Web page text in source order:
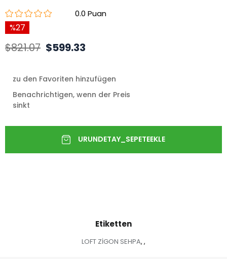
0.0
27
$821.07 $599.33
zu den Favoriten hinzufügen
Benachrichtigen, wenn der Preis
sinkt
Etiketten
LOFT ZİGON SEHPA, ,